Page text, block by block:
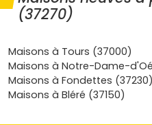
emplacements : tu verras
Prêt à avancer sans stress
programmes disponibles sur
premier pas vers ton chez-
(37270)
Maisons à Tours (37000)
Maisons à Notre-Dame-
Maisons à Fondettes (37230)
Maisons à Bléré (37150)